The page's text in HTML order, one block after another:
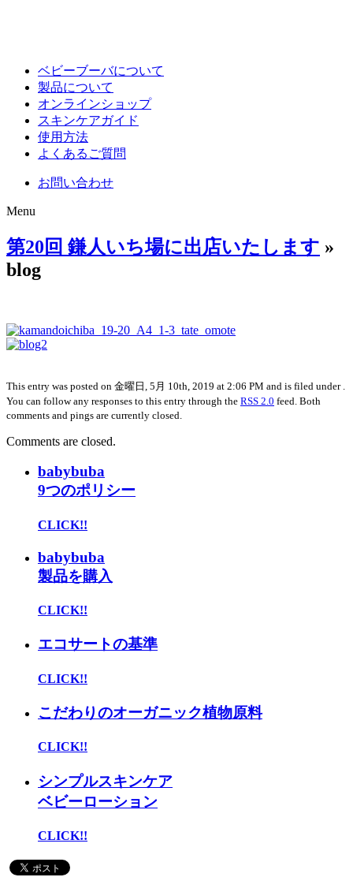
ベビーブーバについて
製品について
オンラインショップ
スキンケアガイド
使用方法
よくあるご質問
お問い合わせ
Menu
第20回 鎌人いち場に出店いたします »
blog
This entry was posted on 金曜日, 5月 10th, 2019 at 2:06 PM and is filed under .
You can follow any responses to this entry through the RSS 2.0 feed. Both
comments and pings are currently closed.
Comments are closed.
babybuba
9つのポリシー
CLICK!!
babybuba
製品を購入
CLICK!!
エコサートの基準
CLICK!!
こだわりのオーガニック植物原料
CLICK!!
シンプルスキンケア
ベビーローション
CLICK!!